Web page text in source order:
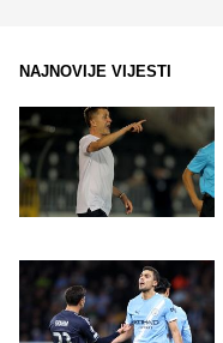
NAJNOVIJE VIJESTI